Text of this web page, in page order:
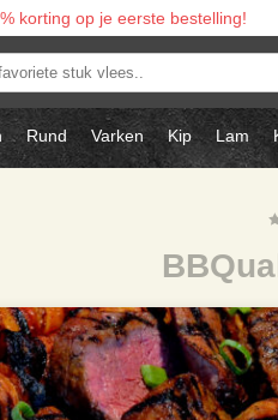
korting op je eerste bestelling!
Rund Varken Kip Lam